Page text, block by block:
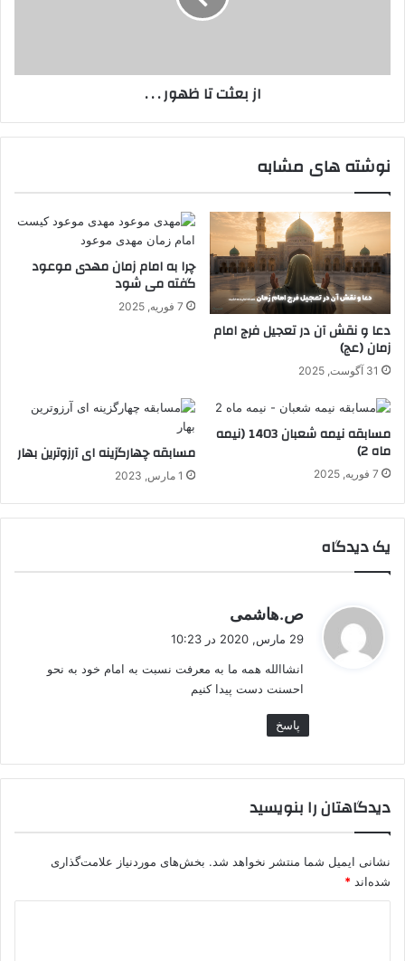
از بعثت تا ظهور . . .
نوشته های مشابه
دعا و نقش آن در تعجیل فرج امام
زمان (عج)
31 آگوست, 2025
چرا به امام زمان مهدی موعود
گفته می شود
7 فوریه, 2025
مسابقه نیمه شعبان 1403 (نیمه
ماه 2)
7 فوریه, 2025
مسابقه چهارگزینه ای آرزوترین بهار
1 مارس, 2023
یک دیدگاه
ص.هاشمی
ف
:
29 مارس, 2020 در 10:23
انشاالله همه ما به معرفت نسبت به امام خود به نحو
احسنت دست پیدا کنیم
پاسخ
دیدگاهتان را بنویسید
نشانی ایمیل شما منتشر نخواهد شد. بخش‌های موردنیاز علامت‌گذاری
شده‌اند *